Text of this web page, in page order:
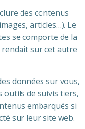
des contenus
articles…). Le
se comporte de la
rendait sur cet autre
données sur vous,
outils de suivis tiers,
embarqués si
sur leur site web.